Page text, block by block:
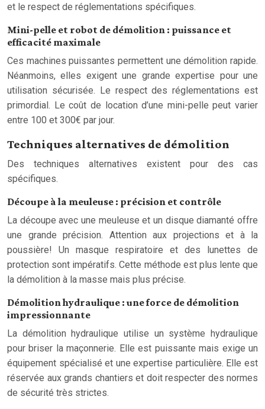
et le respect de réglementations spécifiques.
Mini-pelle et robot de démolition : puissance et
efficacité maximale
Ces machines puissantes permettent une démolition rapide.
Néanmoins, elles exigent une grande expertise pour une
utilisation sécurisée. Le respect des réglementations est
primordial. Le coût de location d’une mini-pelle peut varier
entre 100 et 300€ par jour.
Techniques alternatives de démolition
Des techniques alternatives existent pour des cas
spécifiques.
Découpe à la meuleuse : précision et contrôle
La découpe avec une meuleuse et un disque diamanté offre
une grande précision. Attention aux projections et à la
poussière! Un masque respiratoire et des lunettes de
protection sont impératifs. Cette méthode est plus lente que
la démolition à la masse mais plus précise.
Démolition hydraulique : une force de démolition
impressionnante
La démolition hydraulique utilise un système hydraulique
pour briser la maçonnerie. Elle est puissante mais exige un
équipement spécialisé et une expertise particulière. Elle est
réservée aux grands chantiers et doit respecter des normes
de sécurité très strictes.